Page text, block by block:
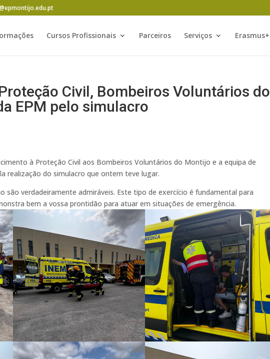
Cursos Profissionais Parceiros Serviços Erasmus+
Civil, Bombeiros Voluntários do
EPM pelo simulacro
à Proteção Civil aos Bombeiros Voluntários do Montijo e a equipa de
realização dosimulacro que ontem teve lugar.
são verdadeiramente admiráveis. Este tipo de exercício é fundamental para
bem a vossa prontidão para atuar em situações de emergência.